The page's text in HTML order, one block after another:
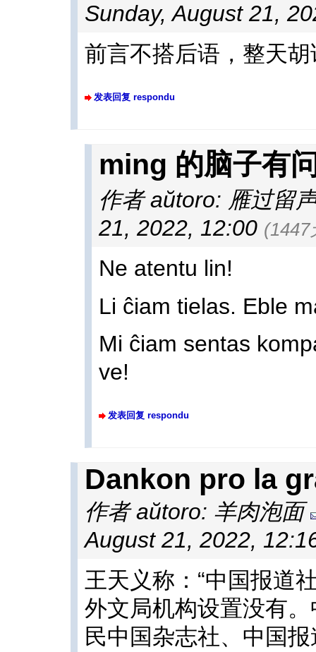
Sunday, August 21,
前言不搭后语，整天
发表回复 respondu
ming 的脑子有
作者 aŭtoro: 雁过留
21, 2022, 12:00 (1447
Ne atentu lin!
Li ĉiam tielas. Eble
Mi ĉiam sentas
ve!
发表回复 respondu
Dankon pro la
作者 aŭtoro: 羊肉泡面
August 21, 2022,
王天义称：“中国报道
外文局机构设置没有
民中国杂志社、中国